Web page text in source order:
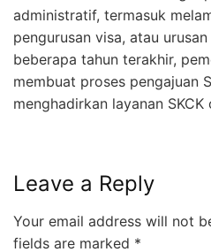
administratif, termasuk
pengurusan visa, atau
beberapa tahun terakhir,
membuat proses pengajuan
menghadirkan layanan
Leave a Reply
Your email address will not
fields are marked *